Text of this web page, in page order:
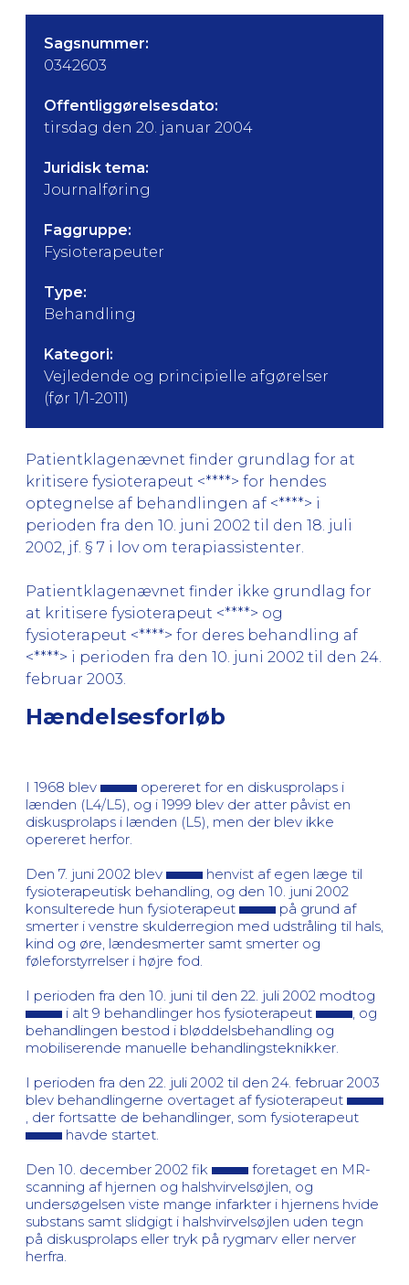
Sagsnummer:
0342603
Offentliggørelsesdato:
tirsdag den 20. januar 2004
Juridisk tema:
Journalføring
Faggruppe:
Fysioterapeuter
Type:
Behandling
Kategori:
Vejledende og principielle afgørelser
(før 1/1-2011)
Patientklagenævnet finder grundlag for at
kritisere fysioterapeut <****> for hendes
optegnelse af behandlingen af <****> i
perioden fra den 10. juni 2002 til den 18. juli
2002, jf. § 7 i lov om terapiassistenter.
Patientklagenævnet finder ikke grundlag for
at kritisere fysioterapeut <****> og
fysioterapeut <****> for deres behandling af
<****> i perioden fra den 10. juni 2002 til den 24.
februar 2003.
Hændelsesforløb
I 1968 blev
opereret for en diskusprolaps i
lænden (L4/L5), og i 1999 blev der atter påvist en
diskusprolaps i lænden (L5), men der blev ikke
opereret herfor.
Den 7. juni 2002 blev
henvist af egen læge til
fysioterapeutisk behandling, og den 10. juni 2002
konsulterede hun fysioterapeut
på grund af
smerter i venstre skulderregion med udstråling til hals,
kind og øre, lændesmerter samt smerter og
føleforstyrrelser i højre fod.
I perioden fra den 10. juni til den 22. juli 2002 modtog
i alt 9 behandlinger hos fysioterapeut
, og
behandlingen bestod i bløddelsbehandling og
mobiliserende manuelle behandlingsteknikker.
I perioden fra den 22. juli 2002 til den 24. februar 2003
blev behandlingerne overtaget af fysioterapeut
, der fortsatte de behandlinger, som fysioterapeut
havde startet.
Den 10. december 2002 fik
foretaget en MR-
scanning af hjernen og halshvirvelsøjlen, og
undersøgelsen viste mange infarkter i hjernens hvide
substans samt slidgigt i halshvirvelsøjlen uden tegn
på diskusprolaps eller tryk på rygmarv eller nerver
herfra.